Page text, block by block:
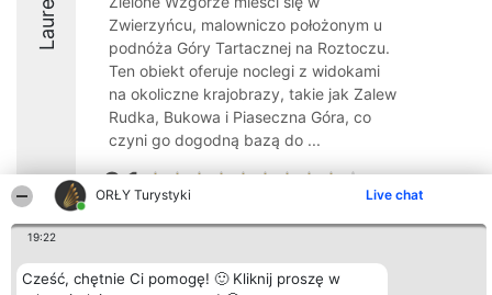
ORŁY Turystyki Live chat
19:22
Cześć, chętnie Ci pomogę! 🙂 Kliknij proszę w
Zwierzyńcu, malowniczo położonym u
podnóża Góry Tartacznej na Roztoczu.
Ten obiekt oferuje noclegi z widokami
na okoliczne krajobrazy, takie jak Zalew
Rudka, Bukowa i Piaseczna Góra, co
czyni go dogodną bazą do ...
9.1
Bright Side Solutions sp. z o.
Laureaci
Lista
Kontakt